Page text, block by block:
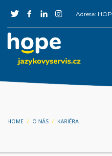
Adresa:
HOME O NÁS KARIÉRA